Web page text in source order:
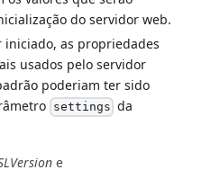
do servidor web.
iniciado, as propriedades
usados pelo servidor
poderiam ter sido
settings da
e